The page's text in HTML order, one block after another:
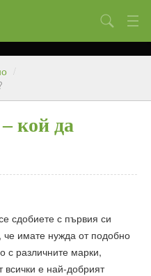
Search
/
кой да
сдобиете с първия си
че имате нужда от подобно
с различните марки,
всички е най-добрият